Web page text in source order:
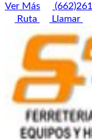
Ver Más
Ruta
Llamar